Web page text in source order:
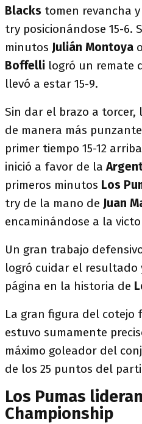
Blacks tomen revancha
try posicionándose 15-6.
minutos Julián Montoya
Boffelli logró un remate
llevó a estar 15-9.
Sin dar el brazo a torcer,
de manera más
primer tiempo 15-12
inició a favor de la
primeros minutos Los
try de la mano de Juan
encaminándose a la
Un gran trabajo
logró cuidar el resultado
página en la historia de
La gran figura del cotejo
estuvo sumamente
máximo goleador del
de los 25 puntos del
Los Pumas
Championship